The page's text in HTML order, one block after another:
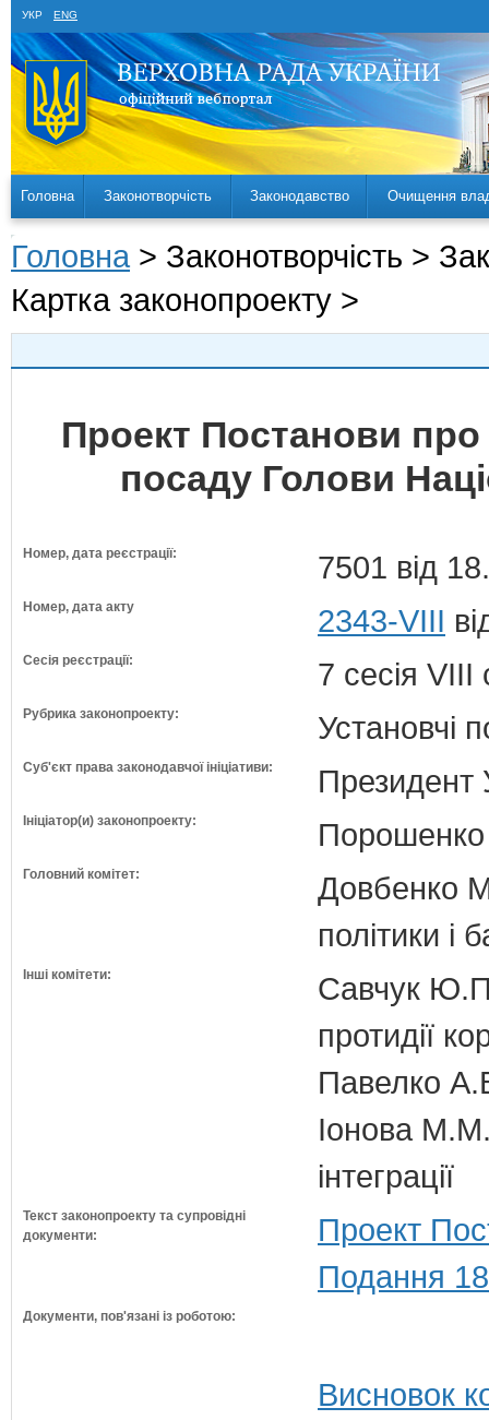
УКР ENG
Головна Законотворчість Законодавство Очищення
Головна > Законотворчість >
Картка законопроекту >
Проект Постанови
посаду Голови
Номер, дата реєстрації: 7501 від
Номер, дата акту 2343-VIII
Сесія реєстрації: 7 сесія VIII
Рубрика законопроекту: Установчі
Суб'єкт права законодавчої ініціативи: Президент
Ініціатор(и) законопроекту: Порошенко
Головний комітет:
Довбенко
політики і
Інші комітети:
Савчук Ю.П.
протидії
Павелко
Іонова М.М.
інтеграції
Текст законопроекту та супровідні
документи:
Проект
Подання
Документи, пов'язані із роботою:
Висновок